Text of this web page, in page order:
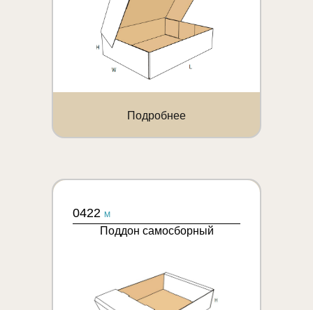
Подробнее
0422 M
Поддон самосборный